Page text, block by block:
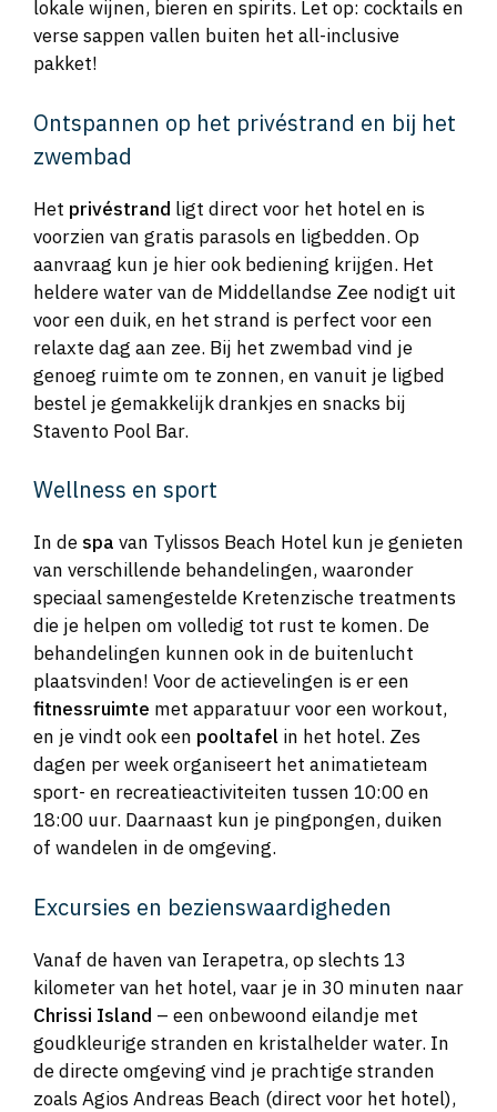
lokale wijnen, bieren en spirits. Let op: cocktails en
verse sappen vallen buiten het all-inclusive
pakket!
Ontspannen op het privéstrand en bij het
zwembad
Het privéstrand ligt direct voor het hotel en is
voorzien van gratis parasols en ligbedden. Op
aanvraag kun je hier ook bediening krijgen. Het
heldere water van de Middellandse Zee nodigt uit
voor een duik, en het strand is perfect voor een
relaxte dag aan zee. Bij het zwembad vind je
genoeg ruimte om te zonnen, en vanuit je ligbed
bestel je gemakkelijk drankjes en snacks bij
Stavento Pool Bar.
Wellness en sport
In de spa van Tylissos Beach Hotel kun je genieten
van verschillende behandelingen, waaronder
speciaal samengestelde Kretenzische treatments
die je helpen om volledig tot rust te komen. De
behandelingen kunnen ook in de buitenlucht
plaatsvinden! Voor de actievelingen is er een
fitnessruimte met apparatuur voor een workout,
en je vindt ook een pooltafel in het hotel. Zes
dagen per week organiseert het animatieteam
sport- en recreatieactiviteiten tussen 10:00 en
18:00 uur. Daarnaast kun je pingpongen, duiken
of wandelen in de omgeving.
Excursies en bezienswaardigheden
Vanaf de haven van Ierapetra, op slechts 13
kilometer van het hotel, vaar je in 30 minuten naar
Chrissi Island – een onbewoond eilandje met
goudkleurige stranden en kristalhelder water. In
de directe omgeving vind je prachtige stranden
zoals Agios Andreas Beach (direct voor het hotel),